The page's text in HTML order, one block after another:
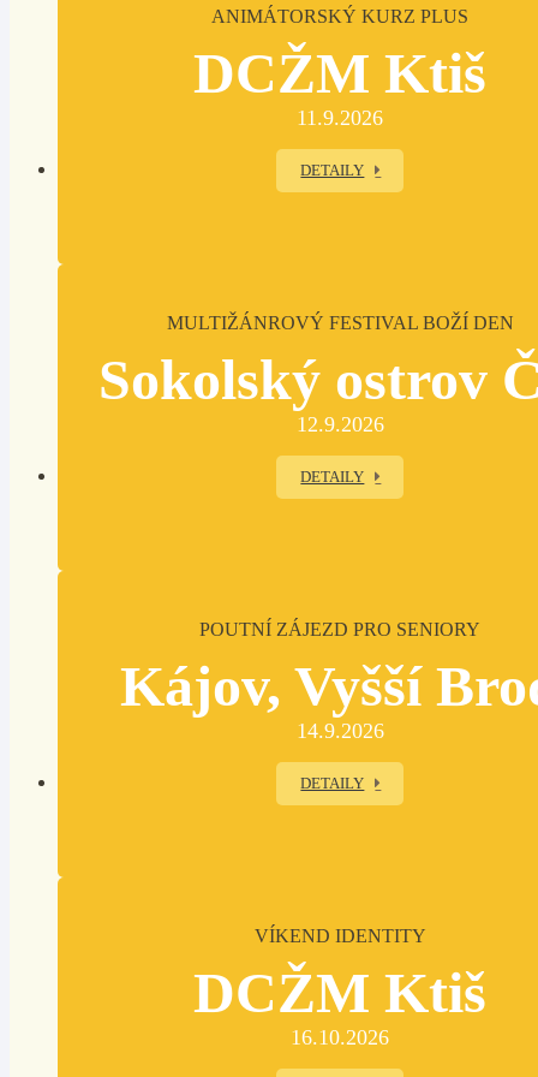
ANIMÁTORSKÝ KURZ PLUS
DCŽM Ktiš
11.9.2026
DETAILY
MULTIŽÁNROVÝ FESTIVAL BOŽÍ DEN
Sokolský ostrov
12.9.2026
DETAILY
POUTNÍ ZÁJEZD PRO SENIORY
Kájov, Vyšší
14.9.2026
DETAILY
VÍKEND IDENTITY
DCŽM Ktiš
16.10.2026